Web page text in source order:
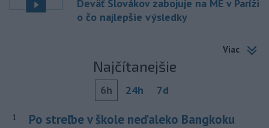
Deväť Slovákov zabojuje na ME v Paríži
o čo najlepšie výsledky
Viac
Najčítanejšie
6h 24h 7d
1
Po streľbe v škole neďaleko Bangkoku